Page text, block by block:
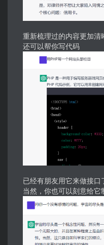
重新梳理过的内容更加清
还可以帮你写代码
已经有朋友用它来做接口
当然，你也可以刻意给